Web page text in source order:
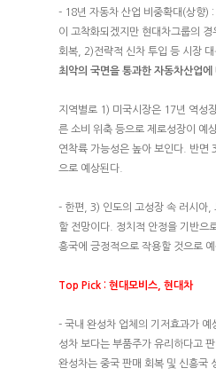
- 18년 자동차 산업 비중확대(상향)
이 고착화되겠지만 현대차그룹의
회복, 2)전략적 신차 투입 등 시장
최악의 국면을 통과한 자동차산업
지역별로 1) 미국시장은 17년 역성
른 소비 위축 등으로 제로성장이 예
연착륙 가능성은 높아 보인다. 반면
으로 예상된다.
- 한편, 3) 인도의 고성장 속 러시아,
할 전망이다. 정치적 안정을 기반으
흥국에 긍정적으로 작용할 것으로
Top Pick : 현대모비스, 현대차
- 국내 완성차 업체의 기저효과가
성차 보다는 부품주가 유리하다고
완성차는 중국 판매 회복 및 신흥국